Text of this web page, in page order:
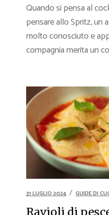
Quando si pensa al
pensare allo Spritz, un
molto conosciuto e
compagnia merita un
31 LUGLIO 2024 GUIDE DI
Ravioli di